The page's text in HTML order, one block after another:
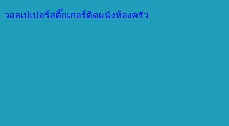
วอลเปเปอร์สติ๊กเกอร์ติดผนังห้องครัว